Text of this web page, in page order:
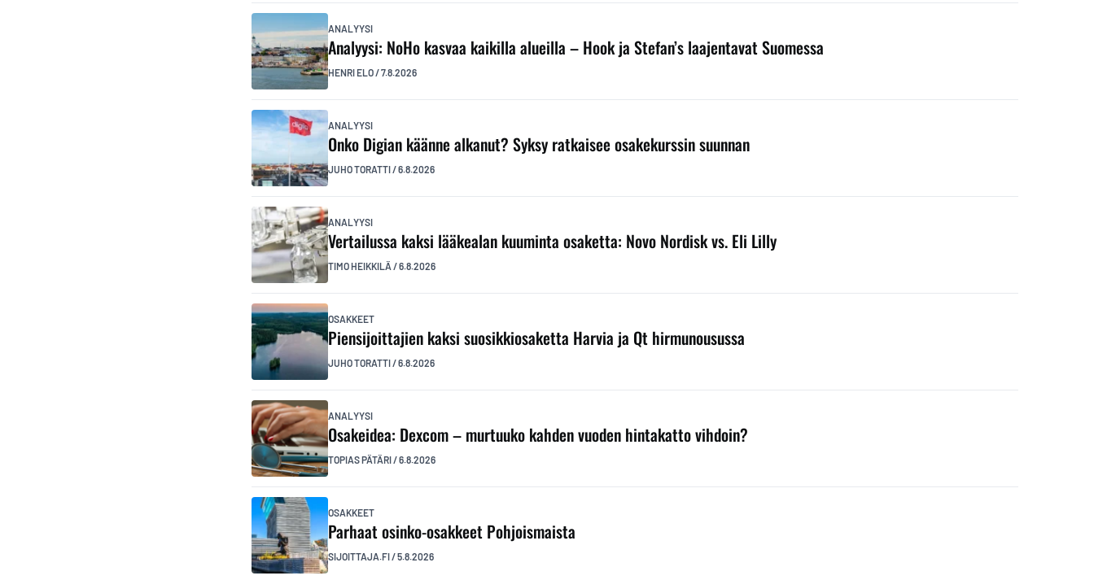
ANALYYSI
Analyysi: NoHo kasvaa kaikilla alueilla – Hook ja Stefan’s laajentavat Suomessa
HENRI ELO/7.8.2026
ANALYYSI
Onko Digian käänne alkanut? Syksy ratkaisee osakekurssin suunnan
JUHO TORATTI/6.8.2026
ANALYYSI
Vertailussa kaksi lääkealan kuuminta osaketta: Novo Nordisk vs. Eli Lilly
TIMO HEIKKILÄ /6.8.2026
OSAKKEET
Piensijoittajien kaksi suosikkiosaketta Harvia ja Qt hirmunousussa
JUHO TORATTI/6.8.2026
ANALYYSI
Osakeidea: Dexcom – murtuuko kahden vuoden hintakatto vihdoin?
TOPIAS PÄTÄRI/6.8.2026
OSAKKEET
Parhaat osinko-osakkeet Pohjoismaista
SIJOITTAJA.FI/5.8.2026